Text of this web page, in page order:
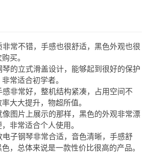
常不错，手感也很舒适，黑色外观也很
买。
的立式滑盖设计，能够起到很好的保护
常适合初学者。
非常好，整机结构紧凑，占用空间不
大大提升，物超所值。
图片上展示的那样，黑色的外观非常漂
非常适合个人使用。
子钢琴非常合适，音色清晰，手感舒
，总体来说是一款性价比很高的产品。